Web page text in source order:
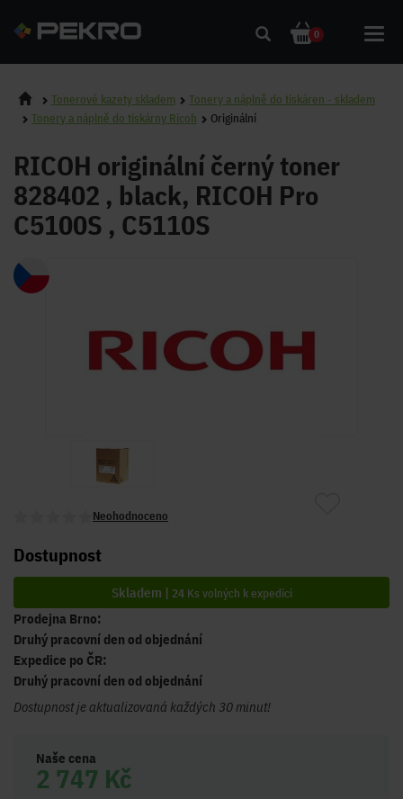
0
Tonerové kazety skladem
Tonery a náplně do tiskáren - skladem
Tonery a náplně do tiskárny Ricoh
Originální
RICOH originální černý toner
828402 , black, RICOH Pro
C5100S , C5110S
Neohodnoceno
Dostupnost
Skladem | 24Ks volných k expedici
Prodejna Brno:
Druhý pracovní den od objednání
Expedice po ČR:
Druhý pracovní den od objednání
Dostupnost je aktualizovaná každých 30 minut!
Naše cena
2 747 Kč